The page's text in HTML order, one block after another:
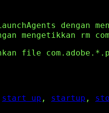
dengan
mengetikkan rm
file
start up , startup ,